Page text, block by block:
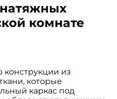
комнате
из
которые
каркас под